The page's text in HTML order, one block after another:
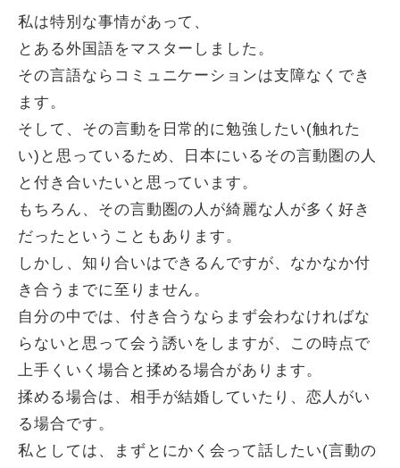
私は特別な事情があって、
とある外国語をマスターしました。
その言語ならコミュニケーションは支障なくでき
ます。
そして、その言動を日常的に勉強したい(触れた
い)と思っているため、日本にいるその言動圏の人
と付き合いたいと思っています。
もちろん、その言動圏の人が綺麗な人が多く好き
だったということもあります。
しかし、知り合いはできるんですが、なかなか付
き合うまでに至りません。
自分の中では、付き合うならまず会わなければな
らないと思って会う誘いをしますが、この時点で
上手くいく場合と揉める場合があります。
揉める場合は、相手が結婚していたり、恋人がい
る場合です。
私としては、まずとにかく会って話したい(言動の